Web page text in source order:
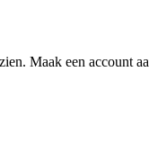
Maak een account